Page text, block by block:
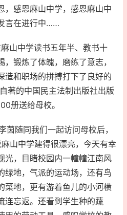
，感恩麻山中学，感恩麻山中
言在进行中……
中学读书五年半、教书十
锻炼了体魄，磨练了意志，
造和职场的拼搏打下了良好的
著的中国民主法制出版社出版
册送给母校。
随同我们一起访问母校后，
山中学建得很漂亮，今天有幸
光，目睹校园内一幢幢江南风
绿地，气派的运动场，还有鸟
菜地，更有游着鱼儿的小河横
连忘返。还看到学生种的蔬